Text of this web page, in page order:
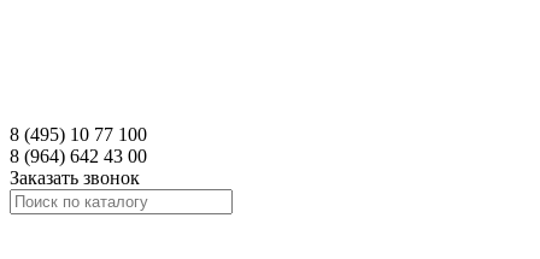
8 (495) 10 77 100
8 (964) 642 43 00
Заказать звонок